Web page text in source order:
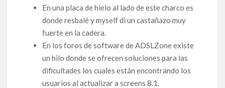
En una placa de hielo al lado de este charco es
donde resbalé y myself di un castañazo muy
fuerte en la cadera.
En los foros de software de ADSLZone existe
un hilo donde se ofrecen soluciones para las
dificultades los cuales están encontrando los
usuarios al actualizar a screens 8.1.